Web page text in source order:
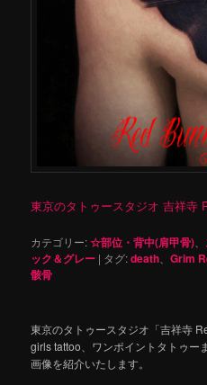
東京のタトゥースタジオ 吉祥寺
カテゴリー:☆部位・背中(肩甲骨)
ック＆グレー | タグ:death 、Grim
骸骨
東京のタトゥースタジオ「吉祥寺
girls tattoo、ワンポイントタトゥー
画像を紹介いたします。